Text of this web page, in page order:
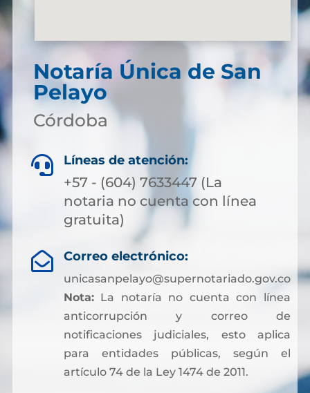
Notaría Única de San
Pelayo
Córdoba
 Líneas de atención:
+57 - (604) 7633447 (La
notaria no cuenta con línea
gratuita)
 Correo electrónico:
unicasanpelayo@supernotariado.gov.co
Nota:La notaría no cuenta con línea
anticorrupción y correo de
notificaciones judiciales, esto aplica
para entidades públicas, según el
artículo 74 de la Ley 1474 de 2011.